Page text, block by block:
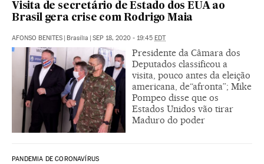
Visita de secretário de Estado dos EUA ao
Brasil gera crise com Rodrigo Maia
AFONSO BENITES | Brasília | SEP 18, 2020 - 19:45 EDT
Presidente da Câmara dos
Deputados classificou a
visita, pouco antes da eleição
americana, de“afronta”; Mike
Pompeo disse que os
Estados Unidos vão tirar
Maduro do poder
PANDEMIA DE CORONAVÍRUS